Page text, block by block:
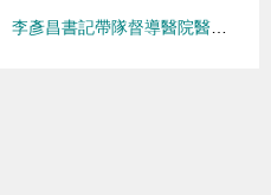
李彥昌書記帶隊督導醫院醫改準備工作重點評估網絡技術服務保障能力